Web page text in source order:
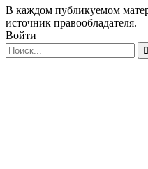
В каждом публикуемом
источник правообладателя.
Войти